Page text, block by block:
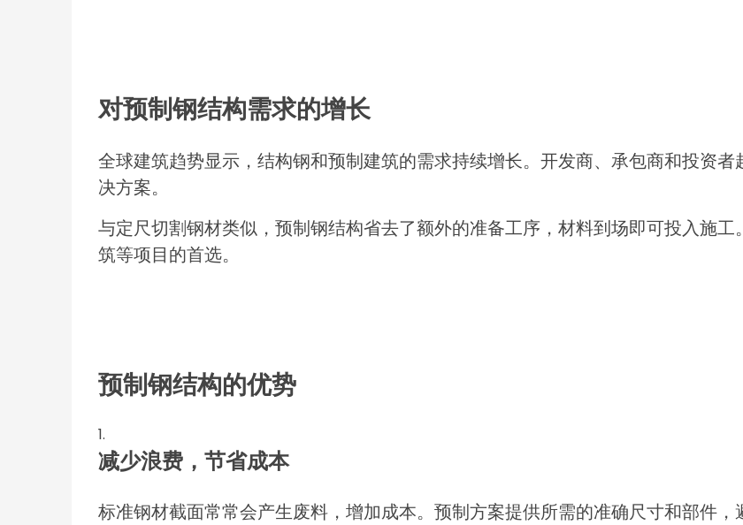
对预制钢结构需求的增长
全球建筑趋势显示，结构钢和预制建筑的需求持续增长。开发商、承包商和投资
决方案。
与定尺切割钢材类似，预制钢结构省去了额外的准备工序，材料到场即可投入施
筑等项目的首选。
预制钢结构的优势
减少浪费，节省成本
标准钢材截面常常会产生废料，增加成本。预制方案提供所需的准确尺寸和部件，